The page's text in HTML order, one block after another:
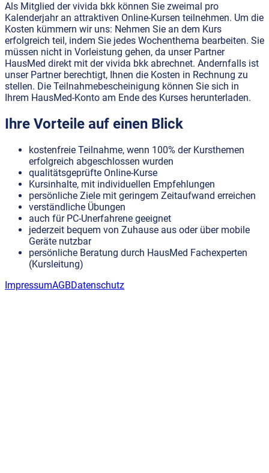
Als Mitglied der vivida bkk können Sie zweimal pro
Kalenderjahr an attraktiven Online-Kursen teilnehmen. Um die
Kosten kümmern wir uns: Nehmen Sie an dem Kurs
erfolgreich teil, indem Sie jedes Wochenthema bearbeiten. Sie
müssen nicht in Vorleistung gehen, da unser Partner
HausMed direkt mit der vivida bkk abrechnet. Andernfalls ist
unser Partner berechtigt, Ihnen die Kosten in Rechnung zu
stellen. Die Teilnahmebescheinigung können Sie sich in
Ihrem HausMed-Konto am Ende des Kurses herunterladen.
Ihre Vorteile auf einen Blick
kostenfreie Teilnahme, wenn 100% der Kursthemen
erfolgreich abgeschlossen wurden
qualitätsgeprüfte Online-Kurse
Kursinhalte, mit individuellen Empfehlungen
persönliche Ziele mit geringem Zeitaufwand erreichen
verständliche Übungen
auch für PC-Unerfahrene geeignet
jederzeit bequem von Zuhause aus oder über mobile
Geräte nutzbar
persönliche Beratung durch HausMed Fachexperten
(Kursleitung)
ImpressumAGBDatenschutz